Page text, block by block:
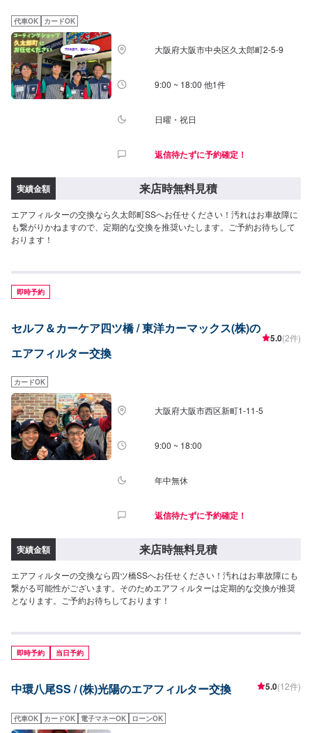
代車OK カードOK
大阪府大阪市中央区久太郎町2-5-9
9:00 ~ 18:00 他1件
日曜・祝日
返信待たずに予約確定！
実績金額 来店時無料見積
エアフィルターの交換なら久太郎町SSへお任せください！汚れはお車故障に
も繋がりかねますので、定期的な交換を推奨いたします。ご予約お待ちして
おります！
即時予約
セルフ＆カーケア四ツ橋 / 東洋カーマックス(株)の
エアフィルター交換
5.0(2件)
カードOK
大阪府大阪市西区新町1-11-5
9:00 ~ 18:00
年中無休
返信待たずに予約確定！
実績金額 来店時無料見積
エアフィルターの交換なら四ツ橋SSへお任せください！汚れはお車故障にも
繋がる可能性がございます。そのためエアフィルターは定期的な交換が推奨
となります。ご予約お待ちしております！
即時予約 当日予約
中環八尾SS / (株)光陽のエアフィルター交換 5.0(12件)
代車OK カードOK 電子マネーOK ローンOK